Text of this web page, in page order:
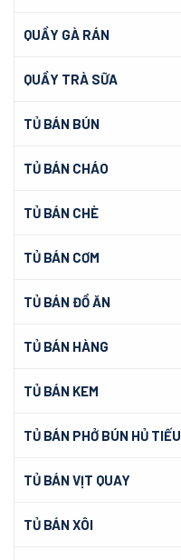
QUẦY GÀ RÁN
QUẦY TRÀ SỮA
TỦ BÁN BÚN
TỦ BÁN CHÁO
TỦ BÁN CHÈ
TỦ BÁN CƠM
TỦ BÁN ĐỒ ĂN
TỦ BÁN HÀNG
TỦ BÁN KEM
TỦ BÁN PHỞ BÚN HỦ TIẾU
TỦ BÁN VỊT QUAY
TỦ BÁN XÔI